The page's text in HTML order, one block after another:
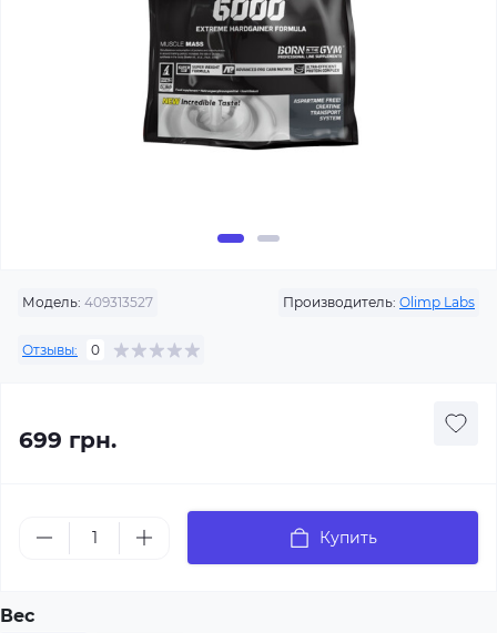
Модель: 409313527 Производитель: Olimp Labs
Отзывы: 0
699 грн.
Купить
Вес